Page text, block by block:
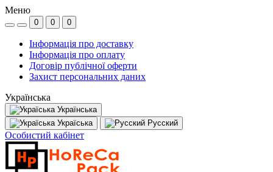
Меню
0 0 0
Інформація про доставку
Інформація про оплату
Договір публічної оферти
Захист персональних даних
Українська
Українська
Україська
Русский
Особистий кабінет